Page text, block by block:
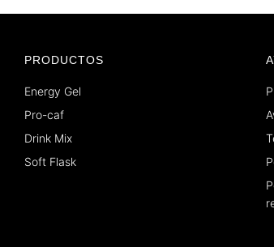
PRODUCTOS
Energy Gel
Pro-caf
Drink Mix
Soft Flask